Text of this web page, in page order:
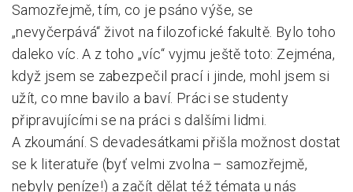
Samozřejmě, tím, co je psáno výše, se
„nevyčerpává“ život na filozofické fakultě. Bylo toho
daleko víc. A z toho „víc“ vyjmu ještě toto: Zejména,
když jsem se zabezpečil prací i jinde, mohl jsem si
užít, co mne bavilo a baví. Práci se studenty
připravujícími se na práci s dalšími lidmi.
A zkoumání. S devadesátkami přišla možnost dostat
se k literatuře (byť velmi zvolna – samozřejmě,
nebyly peníze!) a začít dělat též témata u nás